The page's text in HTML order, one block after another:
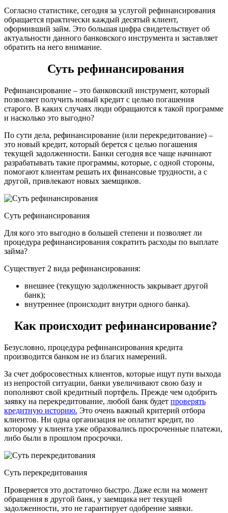
Согласно статистике, сегодня за услугой рефинансирования
обращается практически каждый десятый клиент,
оформивший займ. Это большая цифра свидетельствует об
актуальности данного банковского инструмента и заставляет
обратить на него внимание.
Суть рефинансирования
Рефинансирование – это банковский инструмент, который
позволяет получить новый кредит с целью погашения
старого. В каких случаях люди обращаются к такой программе
и насколько это выгодно?
По сути дела, рефинансирование (или перекредитование) –
это новый кредит, который берется с целью погашения
текущей задолженности. Банки сегодня все чаще начинают
разрабатывать такие программы, которые, с одной стороны,
помогают клиентам решать их финансовые трудности, а с
другой, привлекают новых заемщиков.
Суть рефинансирования
Для кого это выгодно в большей степени и позволяет ли
процедура рефинансирования сократить расходы по выплате
займа?
Существует 2 вида рефинансирования:
внешнее (текущую задолженность закрывает другой
банк);
внутреннее (происходит внутри одного банка).
Как происходит рефинансирование?
Безусловно, процедура рефинансирования кредита
производится банком не из благих намерений.
За счет добросовестных клиентов, которые ищут пути выхода
из непростой ситуации, банки увеличивают свою базу и
пополняют свой кредитный портфель. Прежде чем одобрить
заявку на перекредитование, любой банк будет проверять
кредитную историю. Это очень важный критерий отбора
клиентов. Ни одна организация не оплатит кредит, по
которому у клиента уже образовались просроченные платежи,
либо были в прошлом просрочки.
Суть перекредитования
Проверяется это достаточно быстро. Даже если на момент
обращения в другой банк, у заемщика нет текущей
задолженности, это не гарантирует одобрение заявки.